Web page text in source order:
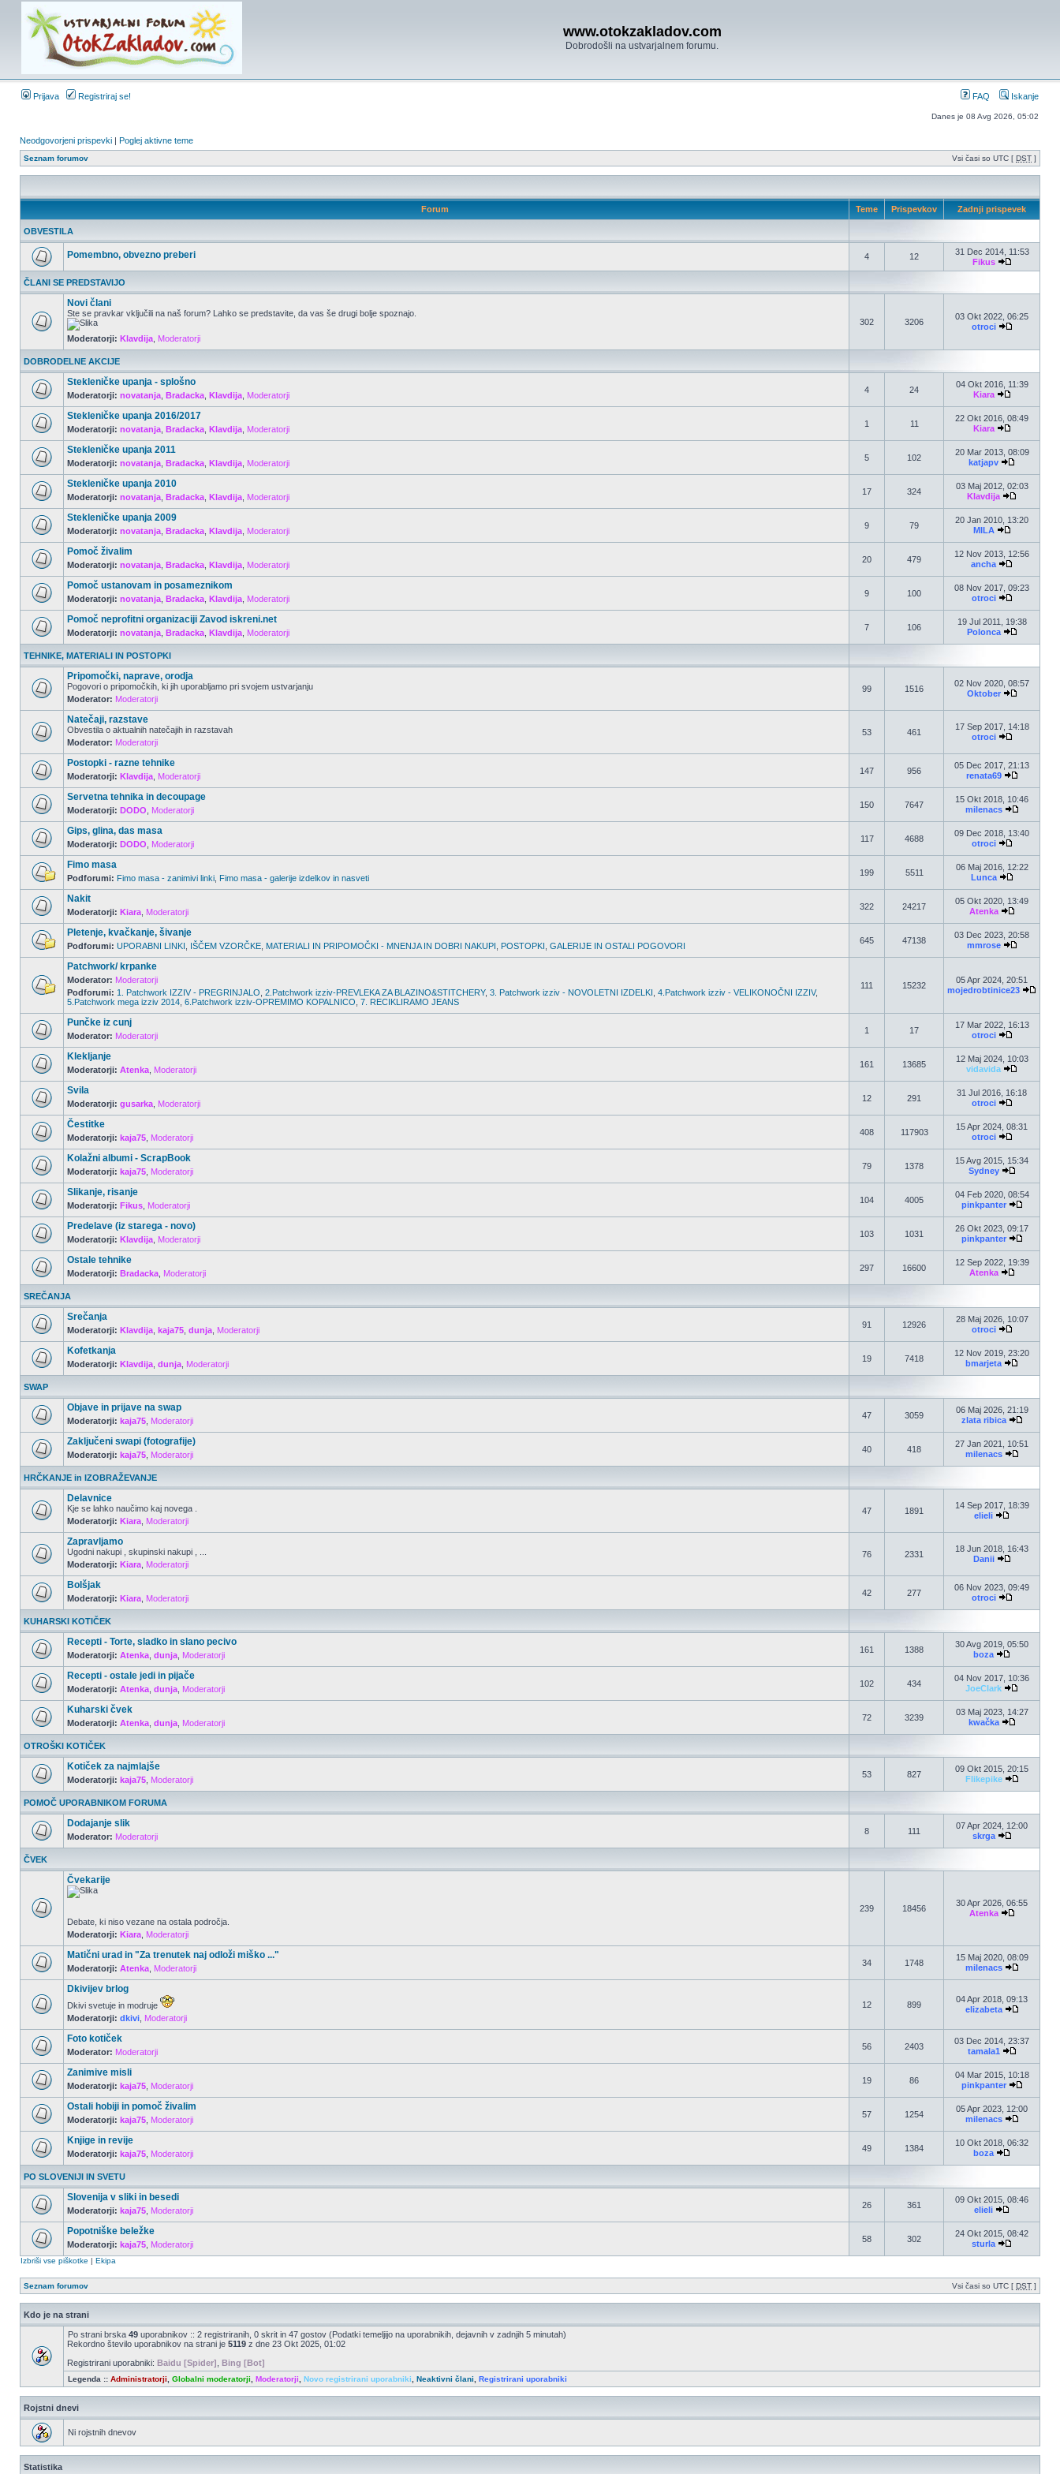
www.otokzakladov.com
Dobrodošli na ustvarjalnem forumu.
Prijava Registriraj se! FAQ Iskanje
Danes je 08 Avg 2026, 05:02
Neodgovorjeni prispevki | Poglej aktivne teme
Seznam forumov Vsi časi so UTC [ DST ]
Forum Teme Prispevkov Zadnji prispevek
OBVESTILA
Pomembno, obvezno preberi 4 12
31 Dec 2014, 11:53
Fikus
ČLANI SE PREDSTAVIJO
Novi člani
Ste se pravkar vključili na naš forum? Lahko se predstavite, da vas še drugi bolje spoznajo.
Moderatorji: Klavdija Moderatorji
302 3206
03 Okt 2022, 06:25
otroci
DOBRODELNE AKCIJE
Stekleničke upanja - splošno
Moderatorji: novatanja Bradacka Klavdija Moderatorji
4 24
04 Okt 2016, 11:39
Kiara
Stekleničke upanja 2016/2017
Moderatorji: novatanja Bradacka Klavdija Moderatorji
1 11
22 Okt 2016, 08:49
Kiara
Stekleničke upanja 2011
Moderatorji: novatanja Bradacka Klavdija Moderatorji
5 102
20 Mar 2013, 08:09
katjapv
Stekleničke upanja 2010
Moderatorji: novatanja Bradacka Klavdija Moderatorji
17 324
03 Maj 2012, 02:03
Klavdija
Stekleničke upanja 2009
Moderatorji: novatanja Bradacka Klavdija Moderatorji
9 79
20 Jan 2010, 13:20
MILA
Pomoč živalim
Moderatorji: novatanja Bradacka Klavdija Moderatorji
20 479
12 Nov 2013, 12:56
ancha
Pomoč ustanovam in posameznikom
Moderatorji: novatanja Bradacka Klavdija Moderatorji
9 100
08 Nov 2017, 09:23
otroci
Pomoč neprofitni organizaciji Zavod iskreni.net
Moderatorji: novatanja Bradacka Klavdija Moderatorji
7 106
19 Jul 2011, 19:38
Polonca
TEHNIKE, MATERIALI IN POSTOPKI
Pripomočki, naprave, orodja
Pogovori o pripomočkih, ki jih uporabljamo pri svojem ustvarjanju
Moderator: Moderatorji
99 1516
02 Nov 2020, 08:57
Oktober
Natečaji, razstave
Obvestila o aktualnih natečajih in razstavah
Moderator: Moderatorji
53 461
17 Sep 2017, 14:18
otroci
Postopki - razne tehnike
Moderatorji: Klavdija Moderatorji
147 956
05 Dec 2017, 21:13
renata69
Servetna tehnika in decoupage
Moderatorji: DODO Moderatorji
150 7647
15 Okt 2018, 10:46
milenacs
Gips, glina, das masa
Moderatorji: DODO Moderatorji
117 4688
09 Dec 2018, 13:40
otroci
Fimo masa
Podforumi: Fimo masa - zanimivi linki Fimo masa - galerije izdelkov in nasveti
199 5511
06 Maj 2016, 12:22
Lunca
Nakit
Moderatorji: Kiara Moderatorji
322 24217
05 Okt 2020, 13:49
Atenka
Pletenje, kvačkanje, šivanje
Podforumi: UPORABNI LINKI IŠČEM VZORČKE MATERIALI IN PRIPOMOČKI - MNENJA IN DOBRI NAKUPI POSTOPKI GALERIJE IN OSTALI POGOVORI
645 47138
03 Dec 2023, 20:58
mmrose
Patchwork/ krpanke
Moderator: Moderatorji
Podforumi: 1. Patchwork IZZIV - PREGRINJALO 2.Patchwork izziv-PREVLEKA ZA BLAZINO&STITCHERY, 3. Patchwork izziv - NOVOLETNI IZDELKI 4.Patchwork izziv - VELIKONOČNI IZZIV,
5.Patchwork mega izziv 2014 6.Patchwork izziv-OPREMIMO KOPALNICO 7. RECIKLIRAMO JEANS
111 15232
05 Apr 2024, 20:51
mojedrobtinice23
Punčke iz cunj
Moderator: Moderatorji
1 17
17 Mar 2022, 16:13
otroci
Klekljanje
Moderatorji: Atenka Moderatorji
161 13685
12 Maj 2024, 10:03
vidavida
Svila
Moderatorji: gusarka Moderatorji
12 291
31 Jul 2016, 16:18
otroci
Čestitke
Moderatorji: kaja75 Moderatorji
408 117903
15 Apr 2024, 08:31
otroci
Kolažni albumi - ScrapBook
Moderatorji: kaja75 Moderatorji
79 1378
15 Avg 2015, 15:34
Sydney
Slikanje, risanje
Moderatorji: Fikus Moderatorji
104 4005
04 Feb 2020, 08:54
pinkpanter
Predelave (iz starega - novo)
Moderatorji: Klavdija Moderatorji
103 1031
26 Okt 2023, 09:17
pinkpanter
Ostale tehnike
Moderatorji: Bradacka Moderatorji
297 16600
12 Sep 2022, 19:39
Atenka
SREČANJA
Srečanja
Moderatorji: Klavdija kaja75 dunja Moderatorji
91 12926
28 Maj 2026, 10:07
otroci
Kofetkanja
Moderatorji: Klavdija dunja Moderatorji
19 7418
12 Nov 2019, 23:20
bmarjeta
SWAP
Objave in prijave na swap
Moderatorji: kaja75 Moderatorji
47 3059
06 Maj 2026, 21:19
zlata ribica
Zaključeni swapi (fotografije)
Moderatorji: kaja75 Moderatorji
40 418
27 Jan 2021, 10:51
milenacs
HRČKANJE in IZOBRAŽEVANJE
Delavnice
Kje se lahko naučimo kaj novega .
Moderatorji: Kiara Moderatorji
47 1891
14 Sep 2017, 18:39
elieli
Zapravljamo
Ugodni nakupi , skupinski nakupi , ...
Moderatorji: Kiara Moderatorji
76 2331
18 Jun 2018, 16:43
Danii
Bolšjak
Moderatorji: Kiara Moderatorji
42 277
06 Nov 2023, 09:49
otroci
KUHARSKI KOTIČEK
Recepti - Torte, sladko in slano pecivo
Moderatorji: Atenka dunja Moderatorji
161 1388
30 Avg 2019, 05:50
boza
Recepti - ostale jedi in pijače
Moderatorji: Atenka dunja Moderatorji
102 434
04 Nov 2017, 10:36
JoeClark
Kuharski čvek
Moderatorji: Atenka dunja Moderatorji
72 3239
03 Maj 2023, 14:27
kwačka
OTROŠKI KOTIČEK
Kotiček za najmlajše
Moderatorji: kaja75 Moderatorji
53 827
09 Okt 2015, 20:15
Flikepike
POMOČ UPORABNIKOM FORUMA
Dodajanje slik
Moderator: Moderatorji
8 111
07 Apr 2024, 12:00
skrga
ČVEK
Čvekarije
Debate, ki niso vezane na ostala področja.
Moderatorji: Kiara Moderatorji
239 18456
30 Apr 2026, 06:55
Atenka
Matični urad in "Za trenutek naj odloži miško ..."
Moderatorji: Atenka Moderatorji
34 1748
15 Maj 2020, 08:09
milenacs
Dkivijev brlog
Dkivi svetuje in modruje
Moderatorji: dkivi Moderatorji
12 899
04 Apr 2018, 09:13
elizabeta
Foto kotiček
Moderator: Moderatorji
56 2403
03 Dec 2014, 23:37
tamala1
Zanimive misli
Moderatorji: kaja75 Moderatorji
19 86
04 Mar 2015, 10:18
pinkpanter
Ostali hobiji in pomoč živalim
Moderatorji: kaja75 Moderatorji
57 1254
05 Apr 2023, 12:00
milenacs
Knjige in revije
Moderatorji: kaja75 Moderatorji
49 1384
10 Okt 2018, 06:32
boza
PO SLOVENIJI IN SVETU
Slovenija v sliki in besedi
Moderatorji: kaja75 Moderatorji
26 361
09 Okt 2015, 08:46
elieli
Popotniške beležke
Moderatorji: kaja75 Moderatorji
58 302
24 Okt 2015, 08:42
sturla
Izbriši vse piškotke | Ekipa
Seznam forumov Vsi časi so UTC [ DST ]
Kdo je na strani
Po strani brska 49 uporabnikov :: 2 registriranih, 0 skrit in 47 gostov (Podatki temeljijo na uporabnikih, dejavnih v zadnjih 5 minutah)
Rekordno število uporabnikov na strani je 5119 z dne 23 Okt 2025, 01:02
Registrirani uporabniki: Baidu [Spider] Bing [Bot]
Legenda :: Administratorji Globalni moderatorji Moderatorji Novo registrirani uporabniki Neaktivni člani Registrirani uporabniki
Rojstni dnevi
Ni rojstnih dnevov
Statistika